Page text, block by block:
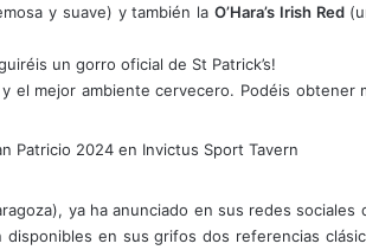
y suave) y también laO’Hara’s Irish Red
un gorro oficial de St Patrick’s!
mejor ambiente cervecero. Podéis obtener
ya ha anunciado en sus redes
disponibles en sus grifos dos referencias